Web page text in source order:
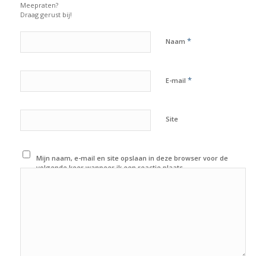
Meepraten?
Draag gerust bij!
Naam *
E-mail *
Site
Mijn naam, e-mail en site opslaan in deze browser voor de
volgende keer wanneer ik een reactie plaats.